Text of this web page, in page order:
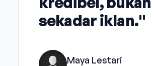
sekadar iklan."
Maya Lestari